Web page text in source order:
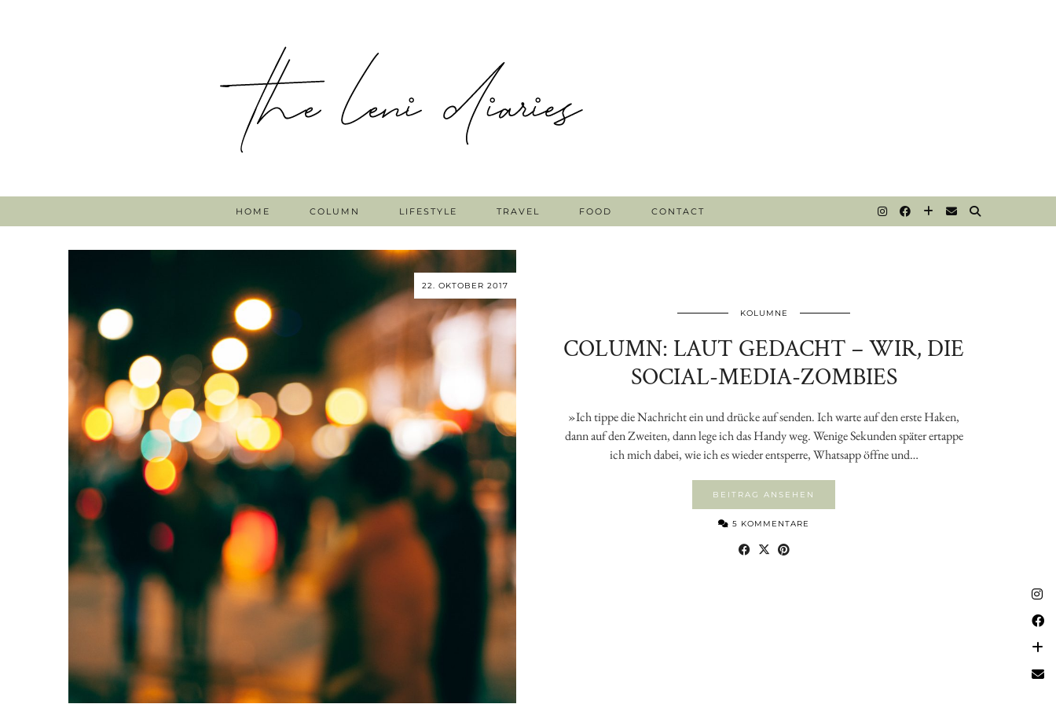
HOME COLUMN LIFESTYLE TRAVEL FOOD CONTACT
22. OKTOBER 2017
KOLUMNE
COLUMN: LAUT GEDACHT – WIR, DIE
SOCIAL-MEDIA-ZOMBIES
»Ich tippe die Nachricht ein und drücke auf senden. Ich warte auf den erste Haken,
dann auf den Zweiten, dann lege ich das Handy weg. Wenige Sekunden später ertappe
ich mich dabei, wie ich es wieder entsperre, Whatsapp öffne und…
BEITRAG ANSEHEN
5 KOMMENTARE